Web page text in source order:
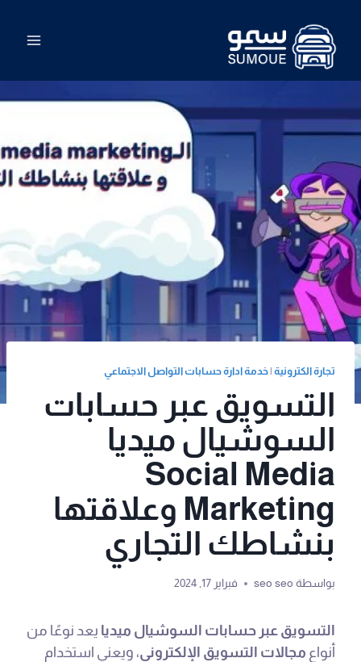
تجارة الكترونية | خدمة ادارة حسابات التواصل الاجتماعي
التسويق عبر حسابات
السوشيال ميديا
Social Media
Marketing وعلاقتها
بنشاطك التجاري
بواسطة seo seo فبراير 17, 2024
التسويق عبر حسابات السوشيال ميديا يعد نوعًا من
أنواع مجالات التسويق الإلكتروني، ويعني استخدام